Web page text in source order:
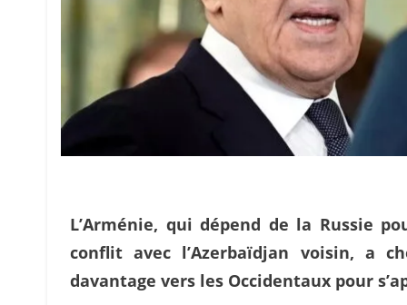
L’Arménie, qui dépend de la Russie
conflit avec l’Azerbaïdjan voisin, a
davantage vers les Occidentaux pour